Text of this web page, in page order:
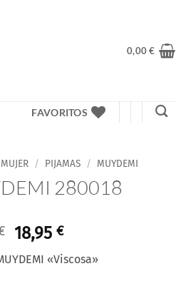
0,00€
FAVORITOS
MUJER / PIJAMAS / MUYDEMI
280018
El
precio
original
18,95€El
actual
«Viscosa»